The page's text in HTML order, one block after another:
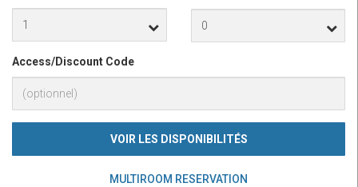
Access/Discount Code
VOIR LES DISPONIBILITÉS
MULTIROOM RESERVATION